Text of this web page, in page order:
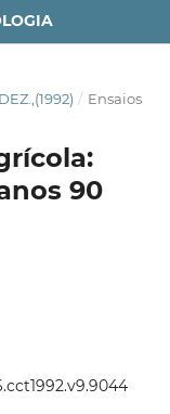
/ Ensaios
90